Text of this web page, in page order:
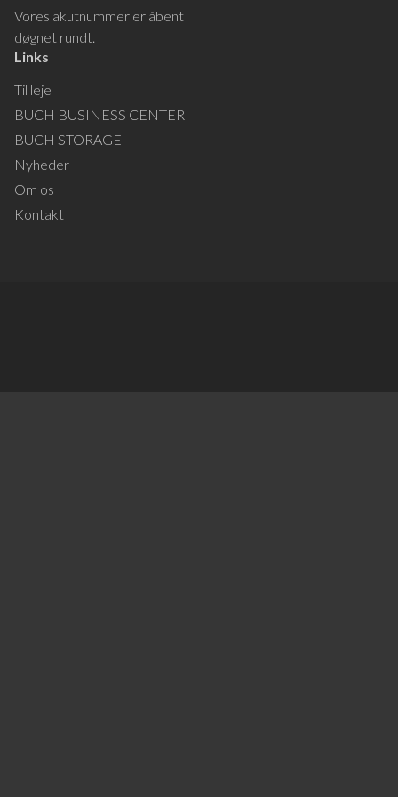
Vores akutnummer er åbent
døgnet rundt.
Links
Til leje
BUCH BUSINESS CENTER
BUCH STORAGE
Nyheder
Om os
Kontakt